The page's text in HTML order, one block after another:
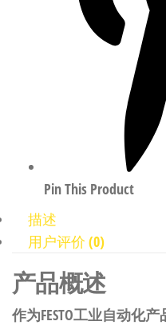
Pin This Product
描述
用户评价 (0)
产品概述
作为FESTO工业自动化